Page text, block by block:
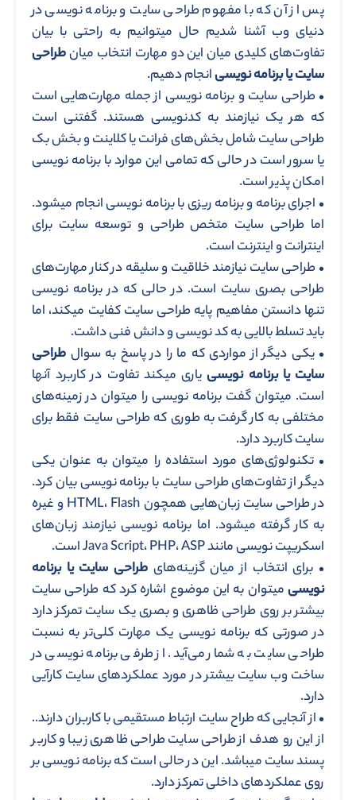
پس از آن که با مفهوم طراحی سایت و برنامه نویسی در
دنیای وب آشنا شدیم حال میتوانیم به راحتی با بیان
تفاوت‌های کلیدی میان این دو مهارت انتخاب میانطراحی
سایت یا برنامه نویسیانجام دهیم.
• طراحی سایت و برنامه نویسی از جمله مهارت‌هایی است
که هر یک نیازمند به کدنویسی هستند. گفتنی است
طراحی سایت شامل بخش‌های فرانت یا کلاینت و بخش بک
یا سرور است در حالی که تمامی این موارد با برنامه نویسی
امکان پذیر است.
• اجرای برنامه و برنامه ریزی با برنامه نویسی انجام میشود.
اما طراحی سایت متخص طراحی و توسعه سایت برای
اینترانت و اینترنت است.
• طراحی سایت نیازمند خلاقیت و سلیقه در کنار مهارت‌های
طراحی بصری سایت است. در حالی که در برنامه نویسی
تنها دانستن مفاهیم پایه طراحی سایت کفایت میکند، اما
باید تسلط بالایی به کد نویسی و دانش فنی داشت.
• یکی دیگر از مواردی که ما را در پاسخ به سوال طراحی
سایت یا برنامه نویسییاری میکند تفاوت در کاربرد آنها
است. میتوان گفت برنامه نویسی را میتوان در زمینه‌های
مختلفی به کار گرفت به طوری که طراحی سایت فقط برای
سایت کاربرد دارد.
• تکنولوژی‌های مورد استفاده را میتوان به عنوان یکی
دیگر از تفاوت‌های طراحی سایت با برنامه نویسی بیان کرد.
در طراحی سایت زبان‌هایی همچون HTML، Flash و غیره
به کار گرفته میشود. اما برنامه نویسی نیازمند زبان‌های
اسکریپت نویسی مانند Java Script، PHP، ASP است.
• برای انتخاب از میان گزینه‌های طراحی سایت یا برنامه
نویسیمیتوان به این موضوع اشاره کرد که طراحی سایت
بیشتر بر روی طراحی ظاهری و بصری یک سایت تمرکز دارد
در صورتی که برنامه نویسی یک مهارت کلی‌تر به نسبت
طراحی سایت به شمار می‌آید. از طرفی برنامه نویسی در
ساخت وب سایت بیشتر در مورد عملکردهای سایت کارآیی
دارد.
• از آنجایی که طراح سایت ارتباط مستقیمی با کاربران دارند..
از این رو هدف از طراحی سایت طراحی ظاهری زیبا و کاربر
پسند سایت میباشد. این در حالی است که برنامه نویسی بر
روی عملکردهای داخلی تمرکز دارد.